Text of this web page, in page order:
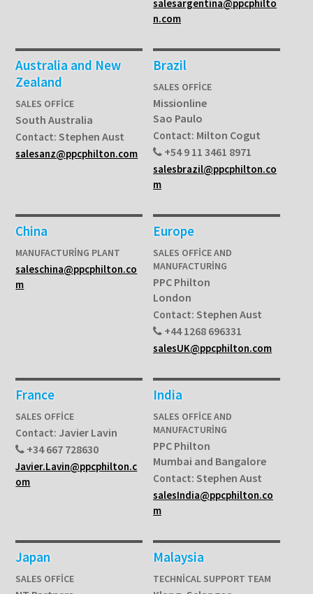
salesargentina@ppcphilto
n.com
Australia and New
Zealand
SALES OFFICE
South Australia
Contact: Stephen Aust
salesanz@ppcphilton.com
Brazil
SALES OFFICE
Missionline
Sao Paulo
Contact: Milton Cogut
+54 9 11 3461 8971
salesbrazil@ppcphilton.co
m
China
MANUFACTURING PLANT
saleschina@ppcphilton.co
m
Europe
SALES OFFICE AND
MANUFACTURING
PPC Philton
London
Contact: Stephen Aust
+44 1268 696331
salesUK@ppcphilton.com
France
SALES OFFICE
Contact: Javier Lavin
+34 667 728630
Javier.Lavin@ppcphilton.c
om
India
SALES OFFICE AND
MANUFACTURING
PPC Philton
Mumbai and Bangalore
Contact: Stephen Aust
salesIndia@ppcphilton.co
m
Japan
SALES OFFICE
Malaysia
TECHNICAL SUPPORT TEAM